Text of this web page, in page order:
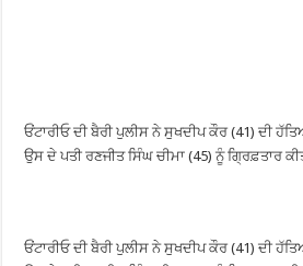
ਓਂਟਾਰੀਓ ਦੀ ਬੈਰੀ ਪੁਲੀਸ ਨੇ ਸੁਖਦੀਪ ਕੌਰ (41) ਦੀ
ਉਸ ਦੇ ਪਤੀ ਰਣਜੀਤ ਸਿੰਘ ਚੀਮਾ (45) ਨੂੰ ਗ੍ਰਿਫ਼ਤਾਰ
ਓਂਟਾਰੀਓ ਦੀ ਬੈਰੀ ਪੁਲੀਸ ਨੇ ਸੁਖਦੀਪ ਕੌਰ (41) ਦੀ